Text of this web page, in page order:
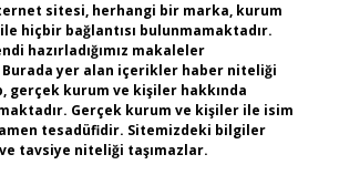
sitesi, herhangi bir marka, kurum
hiçbir bağlantısı bulunmamaktadır.
hazırladığımız makaleler
Burada yer alan içerikler haber niteliği
gerçek kurum ve kişiler hakkında
Gerçek kurum ve kişiler ile isim
tesadüfidir. Sitemizdeki bilgiler
tavsiye niteliği taşımazlar.